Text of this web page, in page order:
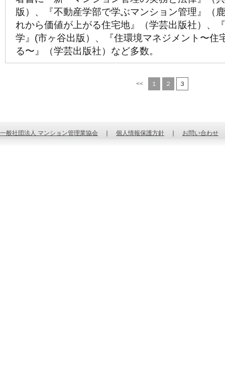
版）、『不動産学部で学ぶマンション管理』（
れから価値が上がる住宅地』（学芸出版社）、
学』(市ヶ谷出版）、『住環境マネジメント〜住
る〜』（学芸出版社）など多数。
<< １ ２ ３
一般社団法人 マンション管理業協会 ｜ 個人情報保護方針 ｜ お問い合わせ